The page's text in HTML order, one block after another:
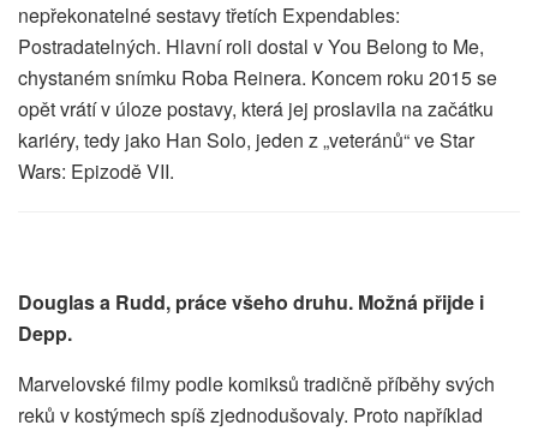
nepřekonatelné sestavy třetích Expendables:
Postradatelných. Hlavní roli dostal v You Belong to Me,
chystaném snímku Roba Reinera. Koncem roku 2015 se
opět vrátí v úloze postavy, která jej proslavila na začátku
kariéry, tedy jako Han Solo, jeden z „veteránů“ ve Star
Wars: Epizodě VII.
Douglas a Rudd, práce všeho druhu. Možná přijde i
Depp.
Marvelovské filmy podle komiksů tradičně příběhy svých
reků v kostýmech spíš zjednodušovaly. Proto například